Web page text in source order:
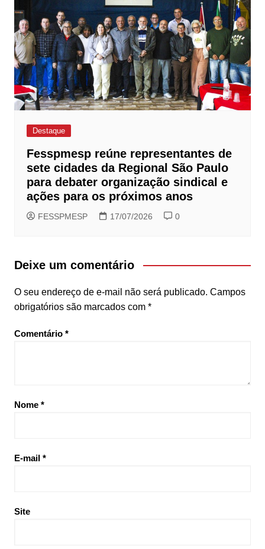
Destaque
Fesspmesp reúne representantes de
sete cidades da Regional São Paulo
para debater organização sindical e
ações para os próximos anos
FESSPMESP 17/07/2026 0
Deixe um comentário
O seu endereço de e-mail não será publicado. Campos
obrigatórios são marcados com *
Comentário *
Nome *
E-mail *
Site